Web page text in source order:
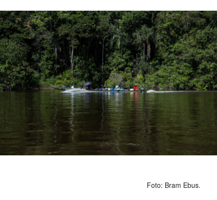
Foto: Bram Ebus.